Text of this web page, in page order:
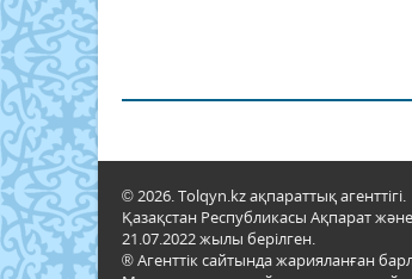
© 2026. Tolqyn.kz ақпараттық агенттігі.
Қазақстан Республикасы Ақпарат
21.07.2022 жылы берілген.
® Агенттік сайтында жарияланған